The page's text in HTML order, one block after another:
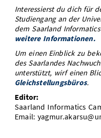
Interessierst du dich für
Studiengang an der
dem Saarland
weitere Informationen.
Um einen Einblick zu
des Saarlandes
unterstützt, wirf einen
Gleichstellungsbüros.
Editor:
Saarland Informatics
Email: